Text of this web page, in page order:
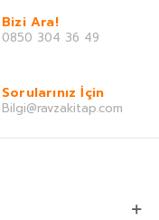
Bizi Ara!
0850 304 36 49
Sorularınız İçin
Bilgi@ravzakitap.com